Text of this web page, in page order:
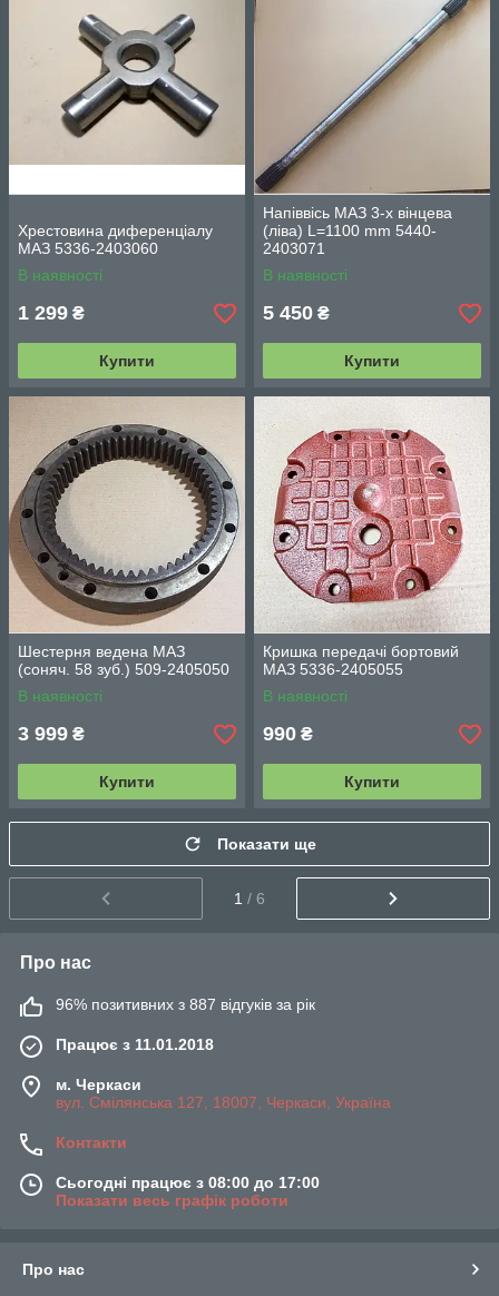
Хрестовина диференціалу
МАЗ 5336-2403060
В наявності
1 299 ₴
Купити
Напіввісь МАЗ 3-х вінцева
(ліва) L=1100 mm 5440-
2403071
В наявності
5 450 ₴
Купити
Шестерня ведена МАЗ
(соняч. 58 зуб.) 509-2405050
В наявності
3 999 ₴
Купити
Кришка передачі бортовий
МАЗ 5336-2405055
В наявності
990 ₴
Купити
Показати ще
1 / 6
Про нас
96% позитивних з 887 відгуків за рік
Працює з 11.01.2018
м. Черкаси
вул. Смілянська 127, 18007, Черкаси, Україна
Контакти
Сьогодні працює з 08:00 до 17:00
Показати весь графік роботи
Про нас